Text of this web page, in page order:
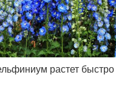
растет быстро